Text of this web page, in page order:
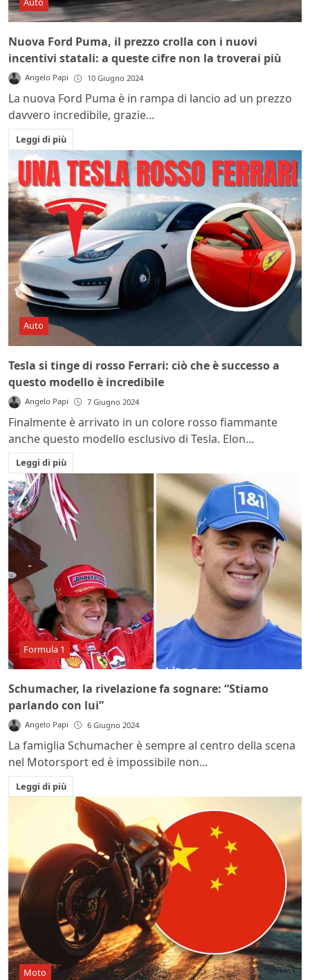
Nuova Ford Puma, il prezzo crolla con i nuovi
incentivi statali: a queste cifre non la troverai più
Angelo Papi 10 Giugno 2024
La nuova Ford Puma è in rampa di lancio ad un prezzo
davvero incredibile, grazie...
Leggi di più
Auto
Tesla si tinge di rosso Ferrari: ciò che è successo a
questo modello è incredibile
Angelo Papi 7 Giugno 2024
Finalmente è arrivato in un colore rosso fiammante
anche questo modello esclusivo di Tesla. Elon...
Leggi di più
Formula 1
Schumacher, la rivelazione fa sognare: “Stiamo
parlando con lui”
Angelo Papi 6 Giugno 2024
La famiglia Schumacher è sempre al centro della scena
nel Motorsport ed è impossibile non...
Leggi di più
Moto